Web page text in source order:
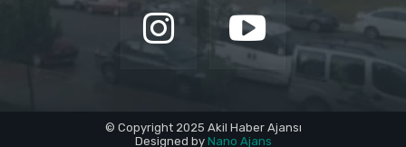
© Copyright 2025 Akil Haber Ajansı
Designed by Nano Ajans